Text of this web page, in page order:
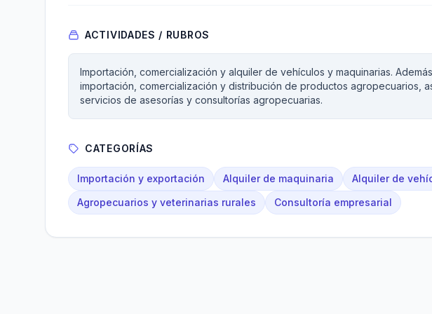
ACTIVIDADES / RUBROS
Importación, comercialización y alquiler de vehículos y maquinarias.
importación, comercialización y distribución de productos agropecuarios,
servicios de asesorías y consultorías agropecuarias.
CATEGORÍAS
Importación y exportación Alquiler de maquinaria
Alquiler de
Agropecuarios y veterinarias rurales
Consultoría empresarial